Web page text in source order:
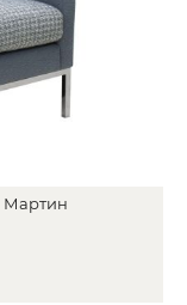
Мартин